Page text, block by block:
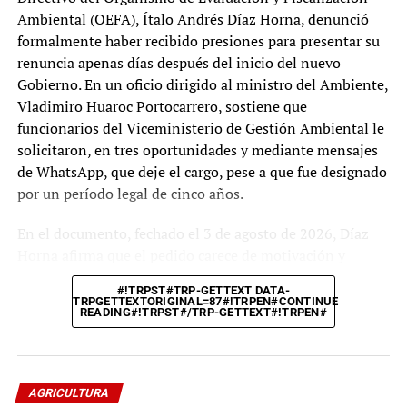
TRPGETTEXTORIGINAL=84#!TRPEN#RELATED
TOPICS:#!TRPST#/TRP-GETTEXT#!TRPEN#
AHORA NACIÓN
ALFONDO LOPEZ CHAU ONPE
NEXT#!TRPST#/TRP-GETTEXT#!TRPEN#
Elecciones 2026: La derecha se desangra en veinte pedazos
y la izquierda solo tiene tres cartas
#!TRPST#TRP-GETTEXT DATA-TRPGETTEXTORIGINAL=86#!TRPEN#DON'T
MISS#!TRPST#/TRP-GETTEXT#!TRPEN#
Margot Palacios postula al Senado Nacional con el número
Redactor
Ambiental (OEFA), Ítalo Andrés Díaz Horna, denunció
formalmente haber recibido presiones para presentar su
renuncia apenas días después del inicio del nuevo
Gobierno. En un oficio dirigido al ministro del Ambiente,
Vladimiro Huaroc Portocarrero, sostiene que
funcionarios del Viceministerio de Gestión Ambiental le
solicitaron, en tres oportunidades y mediante mensajes
de WhatsApp, que deje el cargo, pese a que fue designado
por un período legal de cinco años.
En el documento, fechado el 3 de agosto de 2026, Díaz
sustento legal, por lo que rechaza presentar su renuncia.
Argumenta que la Presidencia del Consejo Directivo del
OEFA constituye un cargo de designación o remoción
Evaluación y Fiscalización Ambiental. Asimismo, solicita
#!TRPST#TRP-GETTEXT DATA-
TRPGETTEXTORIGINAL=87#!TRPEN#CONTINUE
READING#!TRPST#/TRP-GETTEXT#!TRPEN#
AGRICULTURA